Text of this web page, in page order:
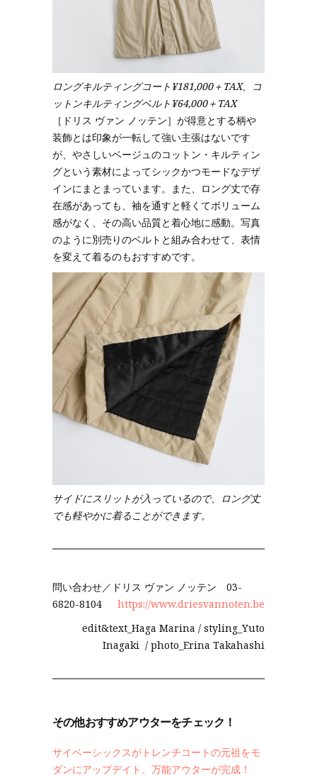
ロングキルティングコート¥181,000＋TAX、コ
ットンキルティングベルト¥64,000＋TAX
［ドリス ヴァン ノッテン］が得意とする柄や
装飾とは印象が一転して強い主張はないです
が、やさしいベージュのコットン・キルティン
グという素材によってシックかつモードなデザ
インにまとまっています。また、ロング丈で存
在感があっても、袖を通すと軽くてボリューム
感がなく、その高い品質と着心地に感動。写真
のように別売りのベルトと組み合わせて、表情
を変えて着るのもおすすめです。
サイドにスリットが入っているので、ロング丈
でも軽やかに着ることができます。
問い合わせ／ドリス ヴァン ノッテン 03-
6820-8104
https://www.driesvannoten.be
edit&text_Haga Marina / styling_Yuto
Inagaki / photo_Erina Takahashi
その他おすすめアウターをチェック！
サイベーシックスがトレンチコートの元祖をモ
ダンにアップデイト、万能アウターが完成！